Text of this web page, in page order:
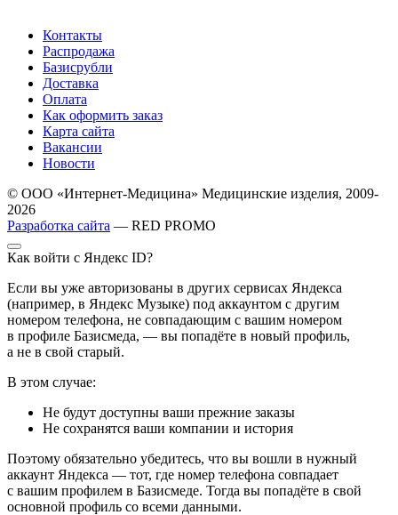
Контакты
Распродажа
Базисрубли
Доставка
Оплата
Как оформить заказ
Карта сайта
Вакансии
Новости
© ООО «Интернет-Медицина» Медицинские изделия, 2009-
2026
Разработка сайта — RED PROMO
Как войти с Яндекс ID?
Если вы уже авторизованы в других сервисах Яндекса
(например, в Яндекс Музыке) под аккаунтом с другим
номером телефона, не совпадающим с вашим номером
в профиле Базисмеда, — вы попадёте в новый профиль,
а не в свой старый.
В этом случае:
Не будут доступны ваши прежние заказы
Не сохранятся ваши компании и история
Поэтому обязательно убедитесь, что вы вошли в нужный
аккаунт Яндекса — тот, где номер телефона совпадает
с вашим профилем в Базисмеде. Тогда вы попадёте в свой
основной профиль со всеми данными.